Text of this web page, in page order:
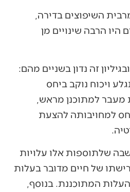
השיפוצים בדירה,
הרבה שינויים מן
זה נדון בשניים מהם:
ויכוח נוקב ביחס
למתוכנן מראש,
למחויבותה להצעת
שלתוספות אלו עלויות
של חיים מדובר בעלות
המתוכננת. בנוסף,